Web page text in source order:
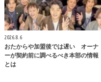
2026.8.6
おたからや加盟後では遅い オーナ
ーが契約前に調べるべき本部の情報
とは